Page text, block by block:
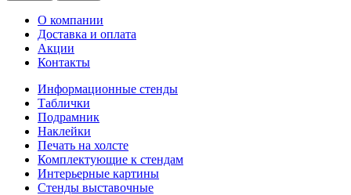
О компании
Доставка и оплата
Акции
Контакты
Информационные стенды
Таблички
Подрамник
Наклейки
Печать на холсте
Комплектующие к стендам
Интерьерные картины
Стенды выставочные